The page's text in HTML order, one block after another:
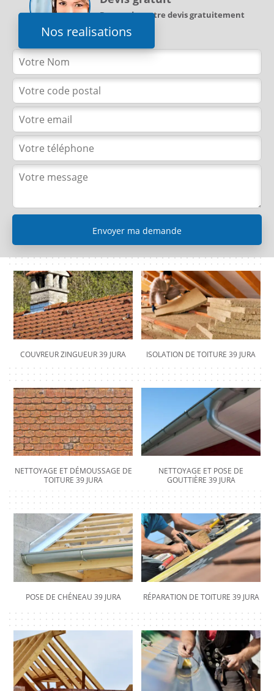
Nos realisations
Demandez votre devis gratuitement
COUVREUR ZINGUEUR 39 JURA ISOLATION DE TOITURE 39 JURA
NETTOYAGE ET DÉMOUSSAGE DE
TOITURE 39 JURA
NETTOYAGE ET POSE DE
GOUTTIÈRE 39 JURA
POSE DE CHÉNEAU 39 JURA RÉPARATION DE TOITURE 39 JURA